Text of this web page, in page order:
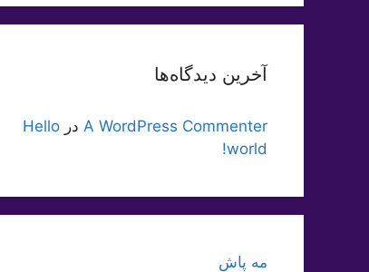
آخرین دیدگاه‌ها
A WordPress Commenter در Hello
world!
مه پاش